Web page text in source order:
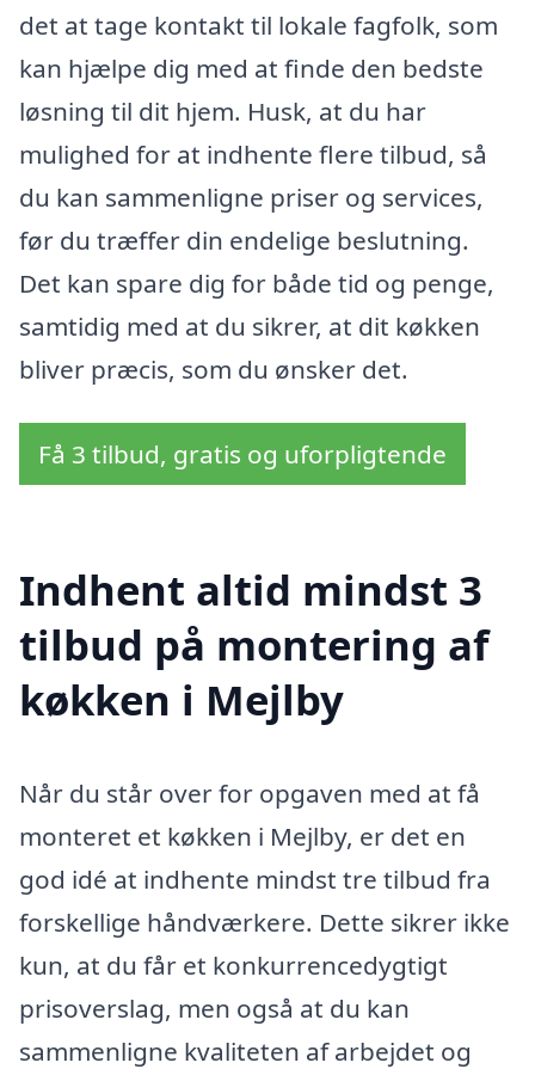
det at tage kontakt til lokale fagfolk, som
kan hjælpe dig med at finde den bedste
løsning til dit hjem. Husk, at du har
mulighed for at indhente flere tilbud, så
du kan sammenligne priser og services,
før du træffer din endelige beslutning.
Det kan spare dig for både tid og penge,
samtidig med at du sikrer, at dit køkken
bliver præcis, som du ønsker det.
Få 3 tilbud, gratis og uforpligtende
Indhent altid mindst 3
tilbud på montering af
køkken i Mejlby
Når du står over for opgaven med at få
monteret et køkken i Mejlby, er det en
god idé at indhente mindst tre tilbud fra
forskellige håndværkere. Dette sikrer ikke
kun, at du får et konkurrencedygtigt
prisoverslag, men også at du kan
sammenligne kvaliteten af arbejdet og